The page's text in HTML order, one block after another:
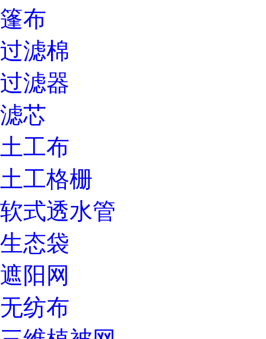
篷布
过滤棉
过滤器
滤芯
土工布
土工格栅
软式透水管
生态袋
遮阳网
无纺布